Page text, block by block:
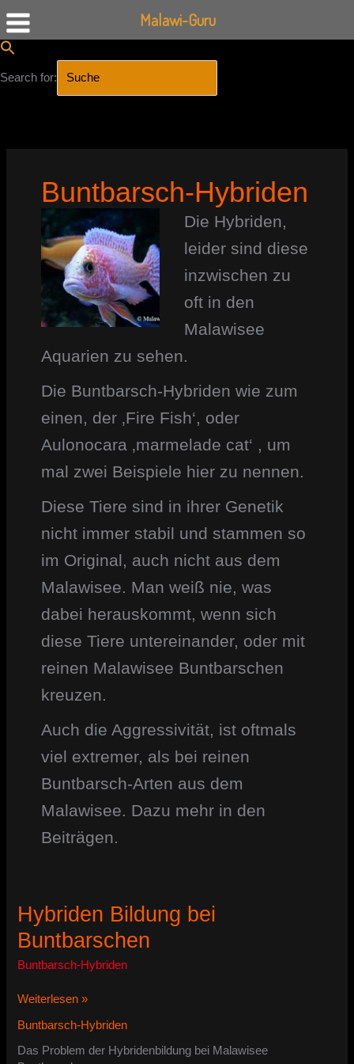
Search for:
Buntbarsch-Hybriden
Die Hybriden,
leider sind diese
inzwischen zu
oft in den
Malawisee
Aquarien zu sehen.
Die Buntbarsch-Hybriden wie zum
einen, der ‚Fire Fish‘, oder
Aulonocara ‚marmelade cat‘ , um
mal zwei Beispiele hier zu nennen.
Diese Tiere sind in ihrer Genetik
nicht immer stabil und stammen so
im Original, auch nicht aus dem
Malawisee. Man weiß nie, was
dabei herauskommt, wenn sich
diese Tiere untereinander, oder mit
reinen Malawisee Buntbarschen
kreuzen.
Auch die Aggressivität, ist oftmals
viel extremer, als bei reinen
Buntbarsch-Arten aus dem
Malawisee. Dazu mehr in den
Beiträgen.
Hybriden Bildung bei
Buntbarschen
Buntbarsch-Hybriden
Hybriden
bei
Buntbarschen
Weiterlesen »
Buntbarsch-Hybriden
Das Problem der Hybridenbildung bei Malawisee
Malawi-Guru